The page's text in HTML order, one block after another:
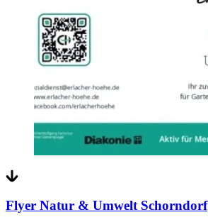
Flyer Natur & Umwelt Schorndorf